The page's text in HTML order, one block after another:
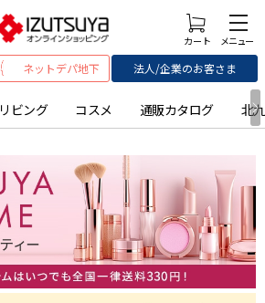
ネットデパ地下 法人/企業のお客さま
リビング コスメ 通販カタログ 北